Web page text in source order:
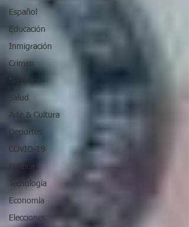
Español
Educación
Inmigración
Crimen
Negocios
Salud
Arte & Cultura
Deportes
COVID-19
Política
Tecnología
Economía
Elecciones